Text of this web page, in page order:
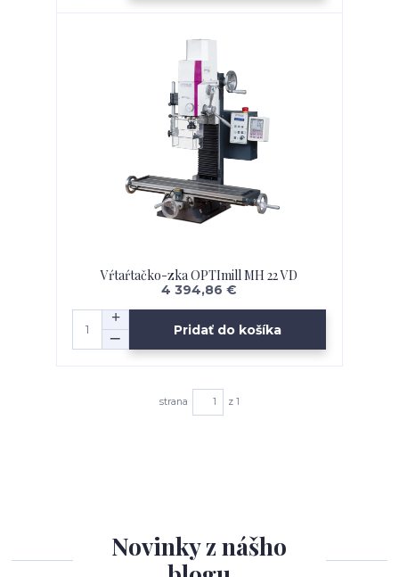
Vŕtaŕtačko-zka OPTImill MH 22 VD
4 394,86 €
Pridať do košíka
strana z 1
Novinky z nášho